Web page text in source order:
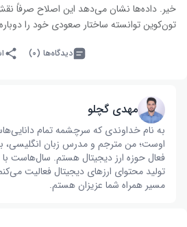
خیر. داده‌ها نشان می‌دهد این اصلاح صرفاً
تون‌کوین توانسته ساختار صعودی خود را دوباره
دیدگاه‌ها (۰)
مهدی گچلو
به نام خداوندی که سرچشمه تمام
اوست؛ من مترجم و مدرس زبان انگلیسی،
فعال حوزه ارز دیجیتال هستم. سال‌هاست
تولید محتوای ارزهای دیجیتال فعالیت
مسیر همراه شما عزیزان هستم.